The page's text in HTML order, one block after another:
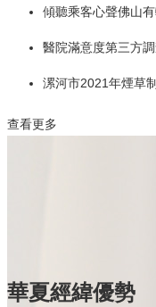
傾聽乘客心聲佛山
醫院滿意度第三方
漯河市2021年煙草
查看更多
華夏經緯優勢